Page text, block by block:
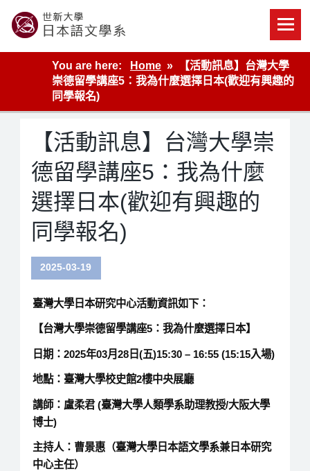
content
世新大學教學單位的網站
You are here:
Home
【活動訊息】台灣大學
崇德留學講座5：我為什麼選擇日本(歡迎有興趣的
同學報名)
【活動訊息】台灣大學崇
德留學講座5：我為什麼
選擇日本(歡迎有興趣的
同學報名)
2025-03-19
臺灣大學日本研究中心活動資訊如下：
【台灣大學崇德留學講座5：我為什麼選擇日本】
日期：2025年03月28日(五)15:30 – 16:55 (15:15入場)
地點：臺灣大學校史館2樓中央展廳
講師： 盧柔君 (臺灣大學人類學系助理教授/大阪大學
博士)
主持人：曹景惠（臺灣大學日本語文學系兼日本研究
中心主任）